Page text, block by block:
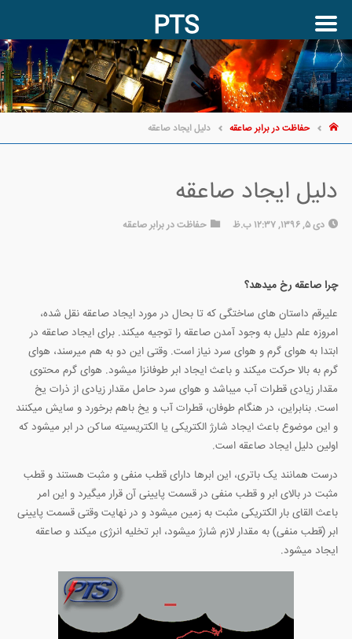
حفاظت در برابر صاعقه دلیل ایجاد صاعقه
دلیل ایجاد صاعقه
دی ۵, ۱۳۹۶, ۱۲:۳۷ ب.ظ حفاظت در برابر صاعقه
چرا صاعقه رخ میدهد؟
علیرقم داستان های ساختگی که تا بحال در مورد ایجاد صاعقه نقل شده،
امروزه علم دلیل به وجود آمدن صاعقه را توجیه میکند. برای ایجاد صاعقه در
ابتدا به هوای گرم و هوای سرد نیاز است. وقتی این دو به هم میرسند، هوای
گرم به بالا حرکت میکند و باعث ایجاد ابر طوفانزا میشود. هوای گرم محتوی
مقدار زیادی قطرات آب میباشد و هوای سرد حامل مقدار زیادی از ذرات یخ
است. بنابراین، در هنگام طوفان، قطرات آب و یخ باهم برخورد و سایش میکنند
و این موضوع باعث ایجاد شارژ الکتریکی یا الکتریسیته ساکن در ابر میشود که
اولین دلیل ایجاد صاعقه است.
درست همانند یک باتری، این ابرها دارای قطب منفی و مثبت هستند و قطب
مثبت در بالای ابر و قطب منفی در قسمت پایینی آن قرار میگیرد و این امر
باعث القای بار الکتریکی مثبت به زمین میشود و در نهایت وقتی قسمت پایینی
ابر (قطب منفی) به مقدار لازم شارژ میشود، ابر تخلیه انرژی میکند و صاعقه
ایجاد میشود.
PTS